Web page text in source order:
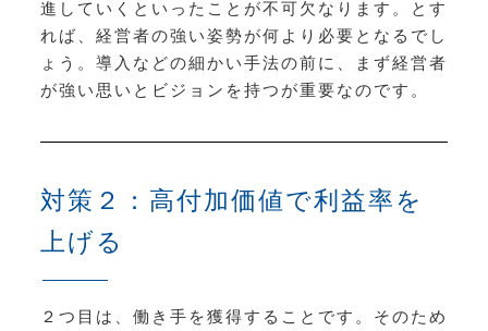
進していくといったことが不可欠なります。とす
れば、経営者の強い姿勢が何より必要となるでし
ょう。導入などの細かい手法の前に、まず経営者
が強い思いとビジョンを持つが重要なのです。
対策２：高付加価値で利益率を
上げる
２つ目は、働き手を獲得することです。そのため